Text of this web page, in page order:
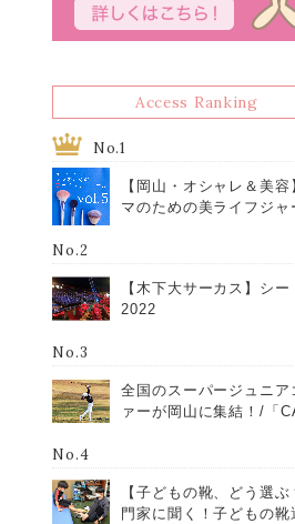
Access Ranking
No.1
【岡山・オシャレ＆美容
マのための美ライフジャ
No.2
【木下大サーカス】シ
2022
No.3
全国のスーパージュニア
ァーが岡山に集結！/「
開催
No.4
【子どもの靴、どう選
門家に聞く！子どもの靴